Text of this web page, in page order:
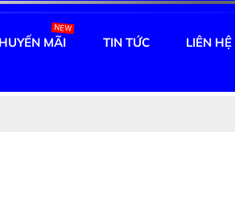
MÃI
NEW
TIN TỨC LIÊN HỆ